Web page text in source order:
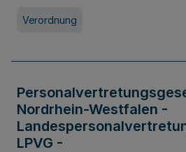
Verordnung
Nordrhein-Westfalen -
LPVG -